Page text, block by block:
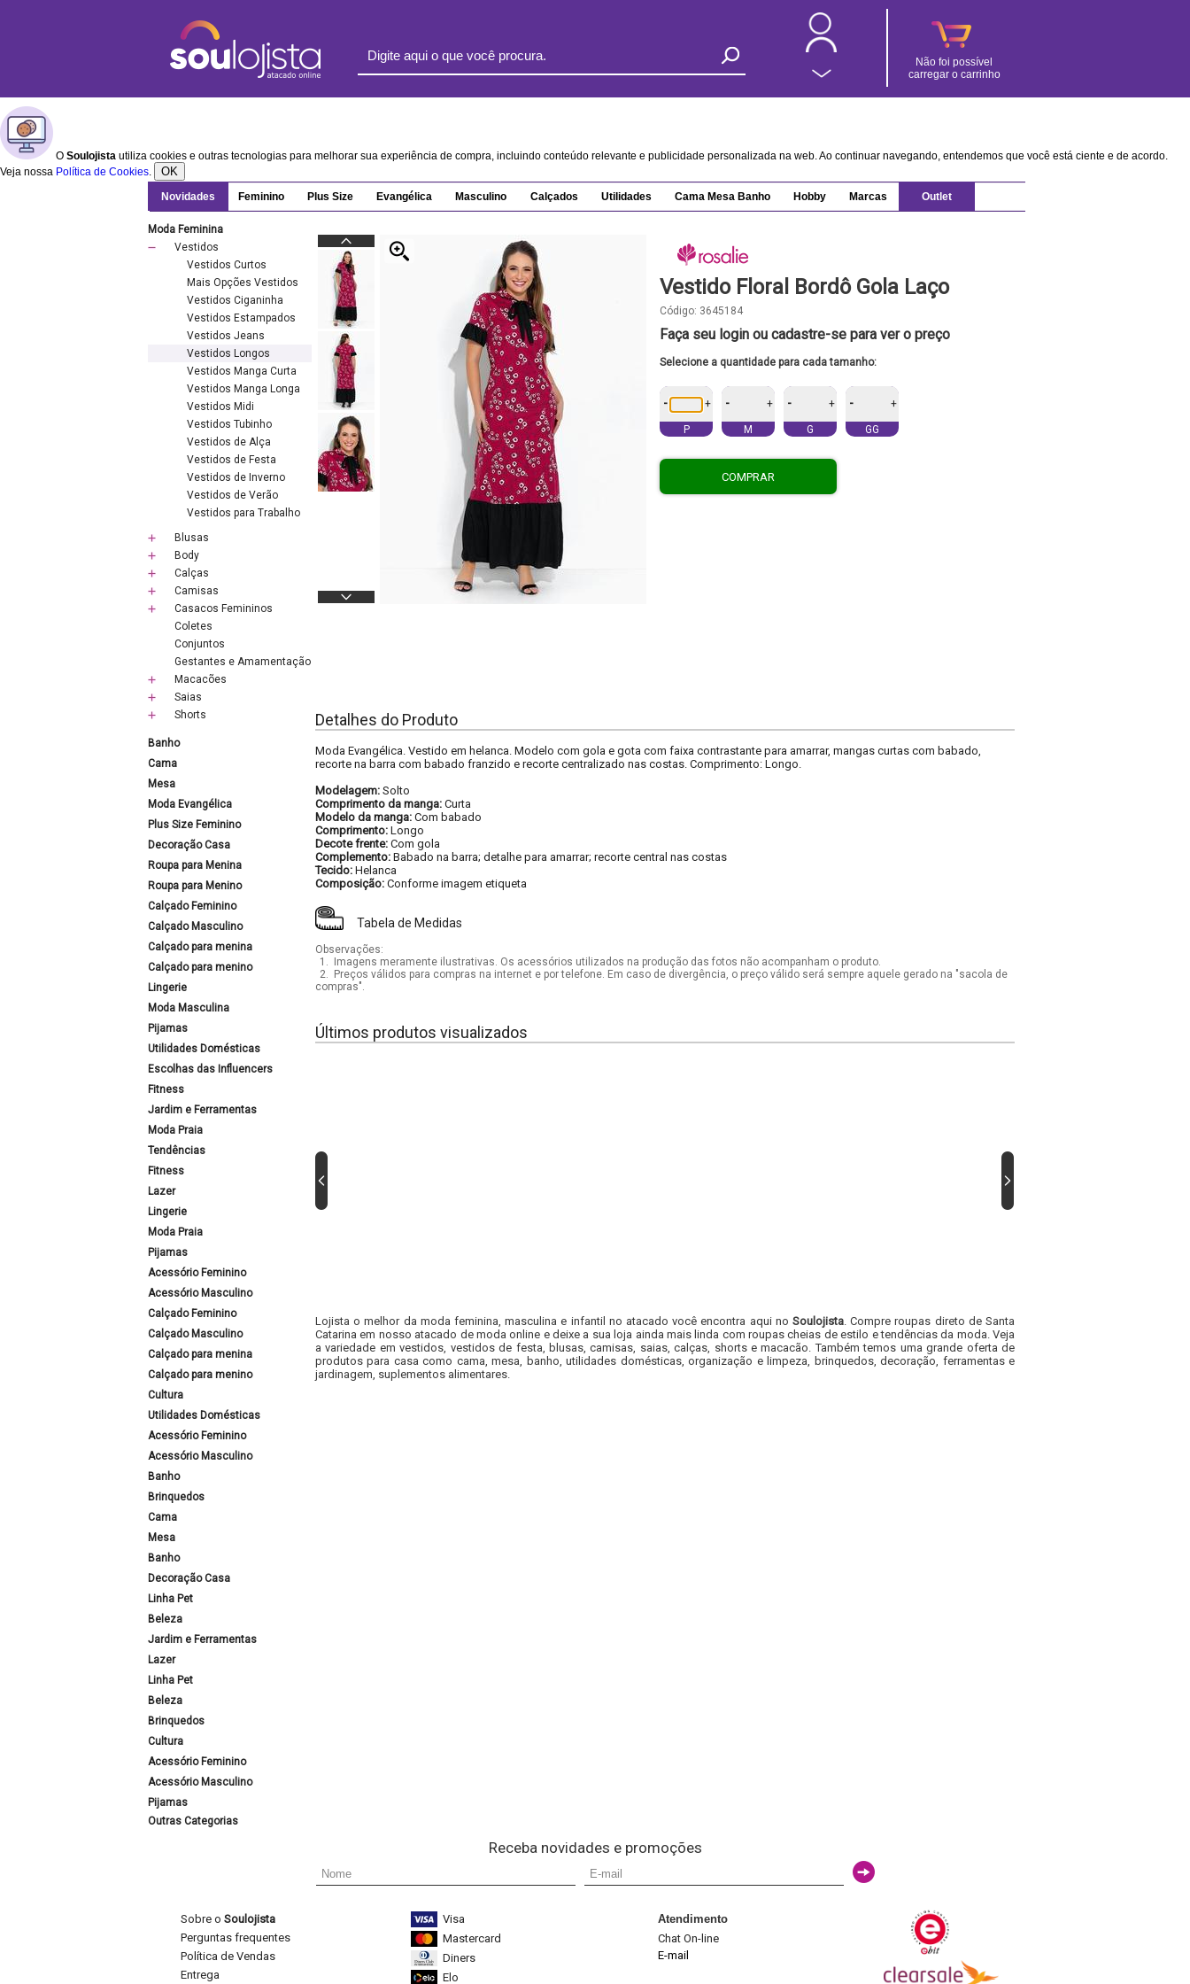
Não foi possível
carregar o carrinho
O Soulojista utiliza cookies e outras tecnologias para melhorar sua experiência de compra, incluindo conteúdo relevante e publicidade personalizada na web. Ao continuar navegando, entendemos que você está ciente e de acordo.
Veja nossa Política de Cookies. OK
Novidades Feminino Plus Size Evangélica Masculino Calçados Utilidades Cama Mesa Banho Hobby Marcas Outlet
Moda Feminina
Vestidos
Vestidos Curtos
Mais Opções Vestidos
Vestidos Ciganinha
Vestidos Estampados
Vestidos Jeans
Vestidos Longos
Vestidos Manga Curta
Vestidos Manga Longa
Vestidos Midi
Vestidos Tubinho
Vestidos de Alça
Vestidos de Festa
Vestidos de Inverno
Vestidos de Verão
Vestidos para Trabalho
Blusas
Body
Calças
Camisas
Casacos Femininos
Coletes
Conjuntos
Gestantes e Amamentação
Macacões
Saias
Shorts
Banho
Cama
Mesa
Moda Evangélica
Plus Size Feminino
Decoração Casa
Roupa para Menina
Roupa para Menino
Calçado Feminino
Calçado Masculino
Calçado para menina
Calçado para menino
Lingerie
Moda Masculina
Pijamas
Utilidades Domésticas
Escolhas das Influencers
Fitness
Jardim e Ferramentas
Moda Praia
Tendências
Fitness
Lazer
Lingerie
Moda Praia
Pijamas
Acessório Feminino
Acessório Masculino
Calçado Feminino
Calçado Masculino
Calçado para menina
Calçado para menino
Cultura
Utilidades Domésticas
Acessório Feminino
Acessório Masculino
Banho
Brinquedos
Cama
Mesa
Banho
Decoração Casa
Linha Pet
Beleza
Jardim e Ferramentas
Lazer
Linha Pet
Beleza
Brinquedos
Cultura
Acessório Feminino
Acessório Masculino
Pijamas
Outras Categorias
Vestido Floral Bordô Gola Laço
Código: 3645184
Faça seu login ou cadastre-se para ver o preço
Selecione a quantidade para cada tamanho:
- +
P
- +
M
- +
G
- +
GG
COMPRAR
Detalhes do Produto
Moda Evangélica. Vestido em helanca. Modelo com gola e gota com faixa contrastante para amarrar, mangas curtas com babado,
recorte na barra com babado franzido e recorte centralizado nas costas. Comprimento: Longo.
Modelagem: Solto
Comprimento da manga: Curta
Modelo da manga: Com babado
Comprimento: Longo
Decote frente: Com gola
Complemento: Babado na barra; detalhe para amarrar; recorte central nas costas
Tecido: Helanca
Composição: Conforme imagem etiqueta
Tabela de Medidas
Observações:
1.
Imagens meramente ilustrativas. Os acessórios utilizados na produção das fotos não acompanham o produto.
2.
Preços válidos para compras na internet e por telefone. Em caso de divergência, o preço válido será sempre aquele gerado na "sacola de
compras".
Últimos produtos visualizados
Lojista o melhor da moda feminina, masculina e infantil no atacado você encontra aqui no Soulojista. Compre roupas direto de Santa
Catarina em nosso atacado de moda online e deixe a sua loja ainda mais linda com roupas cheias de estilo e tendências da moda. Veja
a variedade em vestidos, vestidos de festa, blusas, camisas, saias, calças, shorts e macacão. Também temos uma grande oferta de
produtos para casa como cama, mesa, banho, utilidades domésticas, organização e limpeza, brinquedos, decoração, ferramentas e
jardinagem, suplementos alimentares.
Receba novidades e promoções
Sobre o Soulojista
Perguntas frequentes
Política de Vendas
Entrega
Visa
Mastercard
Diners
Elo
Atendimento
Chat On-line
E-mail